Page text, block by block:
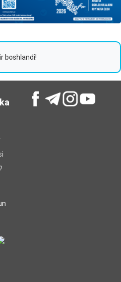
boshlandi!